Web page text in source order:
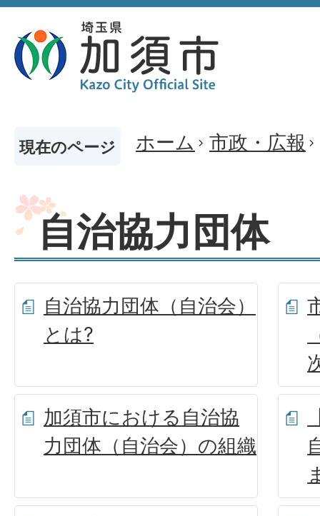
現在のページ ホーム 市政・広報
自治協力団体
自治協力団体（自治会）
とは?
加須市における自治協
力団体（自治会）の組織